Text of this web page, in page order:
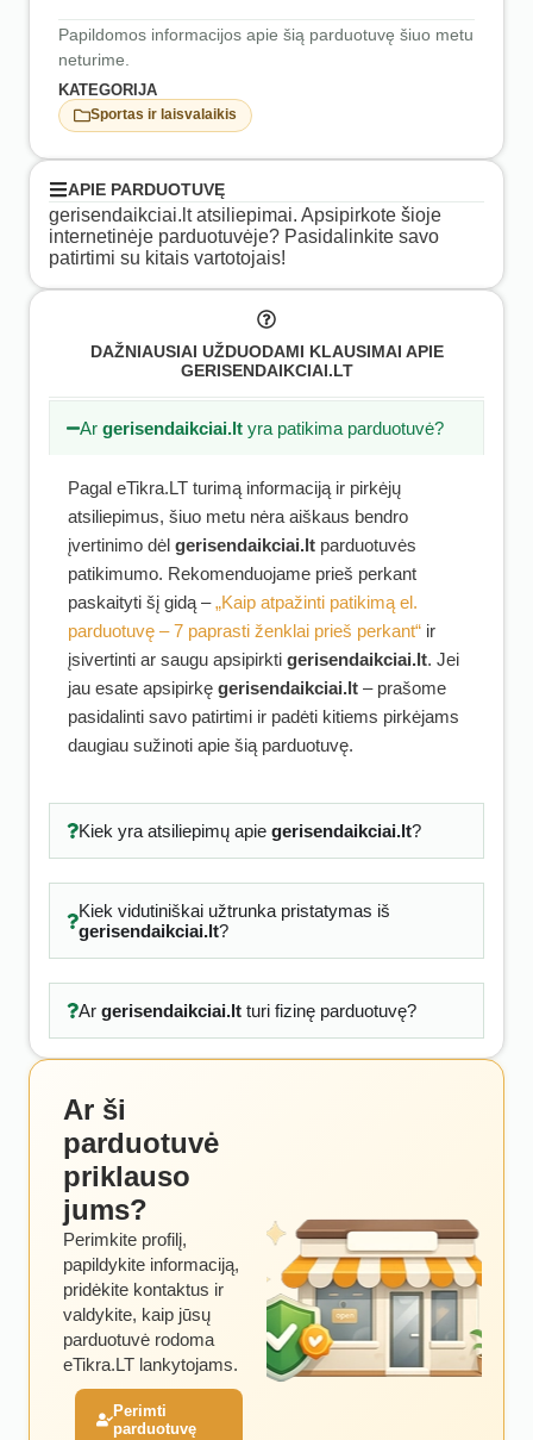
Papildomos informacijos apie šią parduotuvę šiuo metu
neturime.
KATEGORIJA
Sportas ir laisvalaikis
APIE PARDUOTUVĘ
gerisendaikciai.lt atsiliepimai. Apsipirkote šioje
internetinėje parduotuvėje? Pasidalinkite savo
patirtimi su kitais vartotojais!
DAŽNIAUSIAI UŽDUODAMI KLAUSIMAI APIE
GERISENDAIKCIAI.LT
Argerisendaikciai.lt yra patikima parduotuvė?
Pagal eTikra.LT turimą informaciją ir pirkėjų
atsiliepimus, šiuo metu nėra aiškaus bendro
įvertinimo dėl gerisendaikciai.lt parduotuvės
patikimumo. Rekomenduojame prieš perkant
paskaityti šį gidą –„Kaip atpažinti patikimą el.
parduotuvę – 7 paprasti ženklai prieš perkant“ ir
įsivertinti ar saugu apsipirkti gerisendaikciai.lt. Jei
jau esate apsipirkę gerisendaikciai.lt – prašome
pasidalinti savo patirtimi ir padėti kitiems pirkėjams
daugiau sužinoti apie šią parduotuvę.
Kiek yra atsiliepimų apie gerisendaikciai.lt?
Kiek vidutiniškai užtrunka pristatymas iš
gerisendaikciai.lt?
Ar gerisendaikciai.ltturi fizinę parduotuvę?
Ar ši
parduotuvė
priklauso
jums?
Perimkite profilį,
papildykite informaciją,
pridėkite kontaktus ir
valdykite, kaip jūsų
parduotuvė rodoma
eTikra.LT lankytojams.
Perimti
parduotuvę